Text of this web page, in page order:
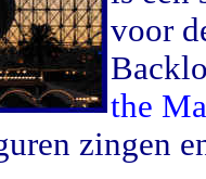
voor
the
zingen